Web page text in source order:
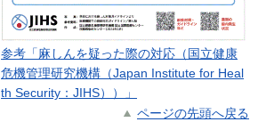
参考「麻しんを疑った際の対応（国立健康
危機管理研究機構（Japan Institute for Heal
th Security：JIHS））」
ページの先頭へ戻る